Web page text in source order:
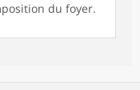
du foyer.